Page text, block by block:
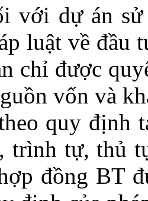
với dự án
luật về đầu
chỉ được
vốn và
quy định
trình tự, thủ
đồng BT